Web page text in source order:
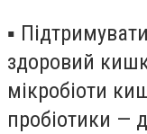
▪️
здоровий
мікробіоти
пробіотики —